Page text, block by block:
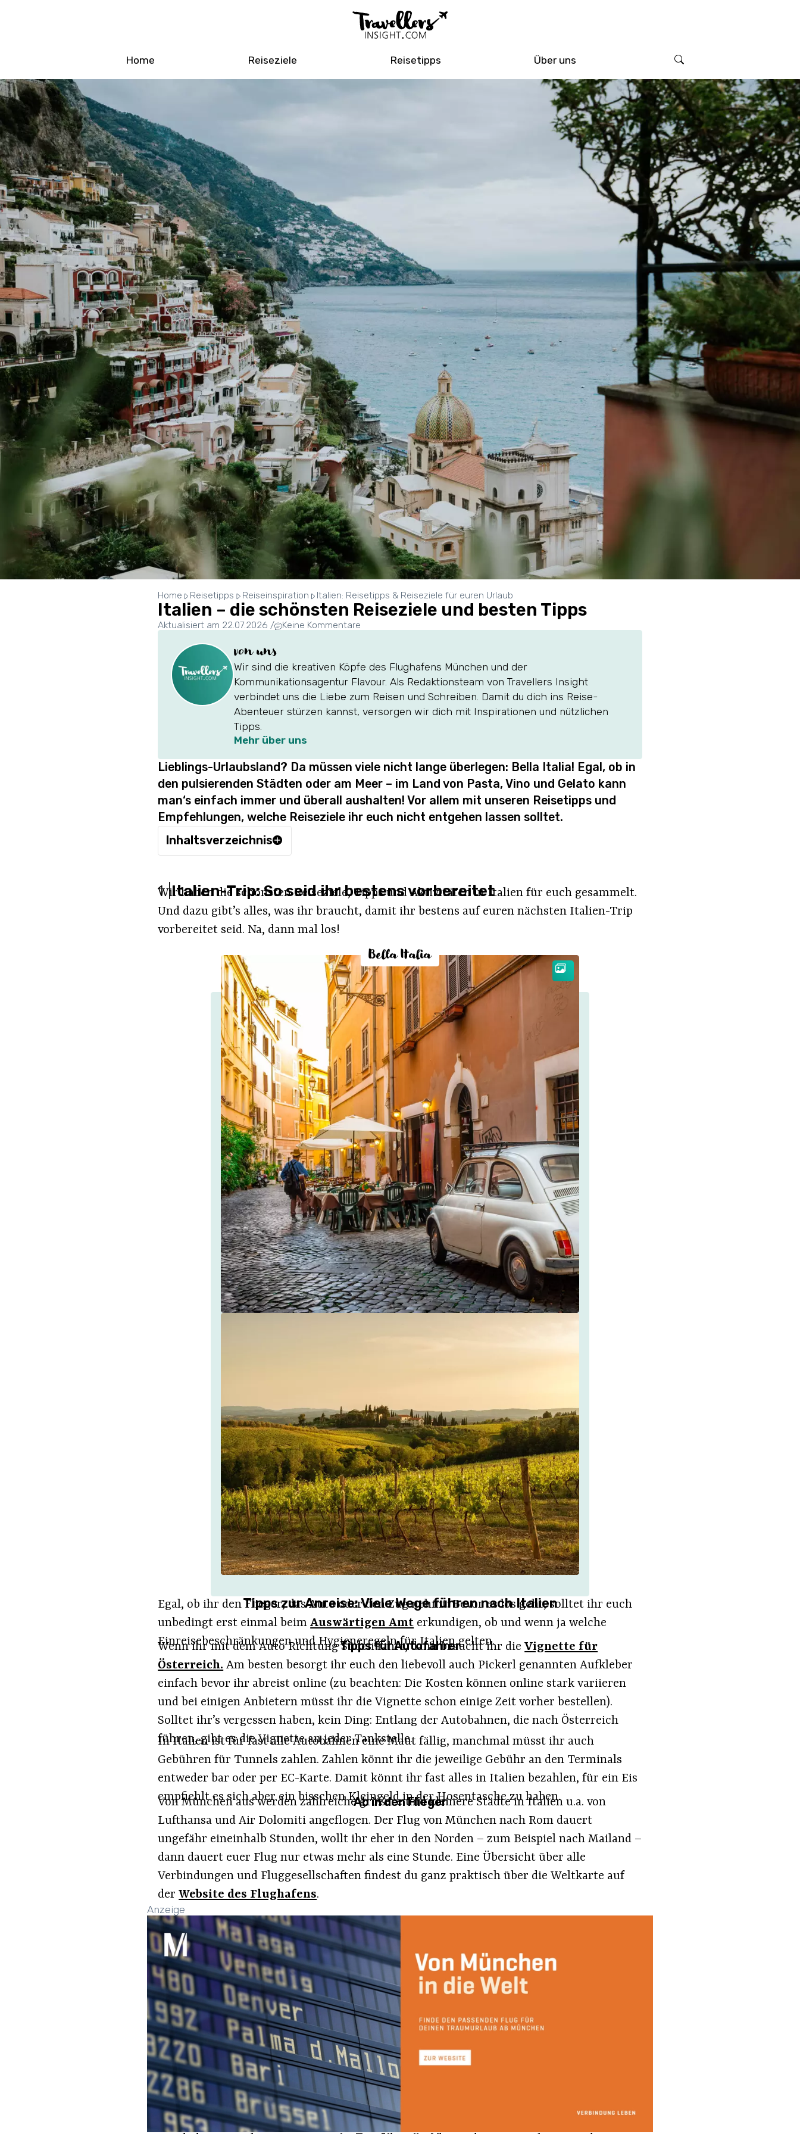
Home Reiseziele Reisetipps Über uns
Home Reisetipps Reiseinspiration Italien: Reisetipps & Reiseziele für euren Urlaub
Italien – die schönsten Reiseziele und besten Tipps
Aktualisiert am 22.07.2026 / Keine Kommentare
von uns
Wir sind die kreativen Köpfe des Flughafens München und der
Kommunikationsagentur Flavour. Als Redaktionsteam von Travellers Insight
verbindet uns die Liebe zum Reisen und Schreiben. Damit du dich ins Reise-
Abenteuer stürzen kannst, versorgen wir dich mit Inspirationen und nützlichen
Tipps.
Mehr über uns
Lieblings-Urlaubsland? Da müssen viele nicht lange überlegen: Bella Italia! Egal, ob in
den pulsierenden Städten oder am Meer – im Land von Pasta, Vino und Gelato kann
man‘s einfach immer und überall aushalten! Vor allem mit unseren Reisetipps und
Empfehlungen, welche Reiseziele ihr euch nicht entgehen lassen solltet.
Inhaltsverzeichnis
1|Italien-Trip: So seid ihr bestens vorbereitet
Wir haben die schönsten Reiseziele, Tipps und Aktivitäten in Italien für euch gesammelt.
Und dazu gibt’s alles, was ihr braucht, damit ihr bestens auf euren nächsten Italien-Trip
vorbereitet seid. Na, dann mal los!
Bella Italia
Tipps zur Anreise: Viele Wege führen nach Italien
Egal, ob ihr den Flieger, das Auto oder den Zug nehmt: Bevor es los geht, solltet ihr euch
unbedingt erst einmal beimAuswärtigen Amt erkundigen, ob und wenn ja welche
Einreisebeschränkungen und Hygieneregeln für Italien gelten.
Tipps für Autofahrer
Wenn ihr mit dem Auto Richtung Süden fahrt, dann braucht ihr dieVignette für
Österreich. Am besten besorgt ihr euch den liebevoll auch Pickerl genannten Aufkleber
einfach bevor ihr abreist online (zu beachten: Die Kosten können online stark variieren
und bei einigen Anbietern müsst ihr die Vignette schon einige Zeit vorher bestellen).
Solltet ihr’s vergessen haben, kein Ding: Entlang der Autobahnen, die nach Österreich
führen, gibt es die Vignette an jeder Tankstelle.
In Italien ist für fast alle Autobahnen eine Maut fällig, manchmal müsst ihr auch
Gebühren für Tunnels zahlen. Zahlen könnt ihr die jeweilige Gebühr an den Terminals
entweder bar oder per EC-Karte. Damit könnt ihr fast alles in Italien bezahlen, für ein Eis
empfiehlt es sich aber ein bisschen Kleingeld in der Hosentasche zu haben.
Ab in den Flieger
Von München aus werden zahlreiche größere und kleinere Städte in Italien u.a. von
Lufthansa und Air Dolomiti angeflogen. Der Flug von München nach Rom dauert
ungefähr eineinhalb Stunden, wollt ihr eher in den Norden – zum Beispiel nach Mailand –
dann dauert euer Flug nur etwas mehr als eine Stunde. Eine Übersicht über alle
Verbindungen und Fluggesellschaften findest du ganz praktisch über die Weltkarte auf
derWebsite des Flughafens.
Anzeige